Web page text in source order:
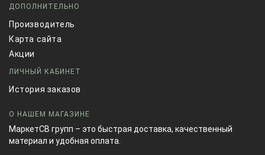
ДОПОЛНИТЕЛЬНО
Производитель
Карта сайта
Акции
ЛИЧНЫЙ КАБИНЕТ
История заказов
О НАШЕМ МАГАЗИНЕ
МаркетСВ групп – это быстрая доставка, качественный
материал и удобная оплата.